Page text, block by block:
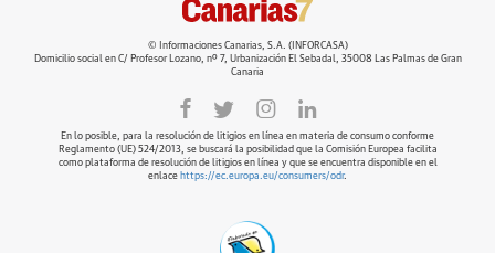
© Informaciones Canarias, S.A. (INFORCASA)
Domicilio social en C/ Profesor Lozano, nº 7, Urbanización El Sebadal, 35008 Las Palmas de Gran
Canaria
En lo posible, para la resolución de litigios en línea en materia de consumo conforme
Reglamento (UE) 524/2013, se buscará la posibilidad que la Comisión Europea facilita
como plataforma de resolución de litigios en línea y que se encuentra disponible en el
enlace https://ec.europa.eu/consumers/odr.